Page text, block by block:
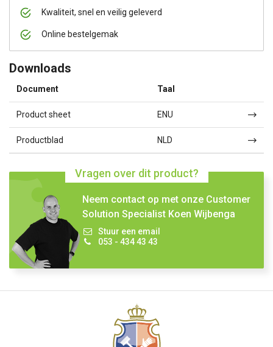
Kwaliteit, snel en veilig geleverd
Online bestelgemak
Downloads
Document Taal
Product sheet ENU
Productblad NLD
Vragen over dit product?
Neem contact op met onze Customer
Solution Specialist Koen Wijbenga
Stuur een email
053 - 434 43 43